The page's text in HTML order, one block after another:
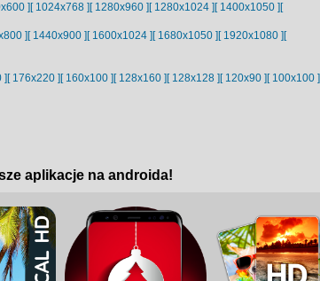
] [ 1024x768 ] [ 1280x960 ] [ 1280x1024 ] [ 1400x1050 ] [
] [ 1440x900 ] [ 1600x1024 ] [ 1680x1050 ] [ 1920x1080 ] [
] [ 176x220 ] [ 160x100 ] [ 128x160 ] [ 128x128 ] [ 120x90 ] [ 100x100 ]
aplikacje na androida!